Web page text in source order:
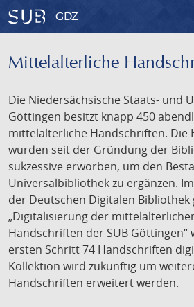
GDZ
Mittelalterliche
Die Niedersächsische Staats- und
Göttingen besitzt knapp 450
mittelalterliche Handschriften. Die
wurden seit der Gründung der
sukzessive erworben, um den
Universalbibliothek zu ergänzen.
der Deutschen Digitalen
„Digitalisierung der
Handschriften der SUB Göttingen“
ersten Schritt 74 Handschriften
Kollektion wird zukünftig um
Handschriften erweitert werden.